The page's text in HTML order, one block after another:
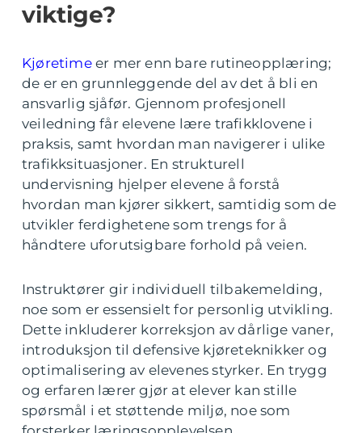
viktige?
Kjøretimeer mer enn bare rutineopplæring;
de er en grunnleggende del av det å bli en
ansvarlig sjåfør. Gjennom profesjonell
veiledning får elevene lære trafikklovene i
praksis, samt hvordan man navigerer i ulike
trafikksituasjoner. En strukturell
undervisning hjelper elevene å forstå
hvordan man kjører sikkert, samtidig som de
utvikler ferdighetene som trengs for å
håndtere uforutsigbare forhold på veien.
Instruktører gir individuell tilbakemelding,
noe som er essensielt for personlig utvikling.
Dette inkluderer korreksjon av dårlige vaner,
introduksjon til defensive kjøreteknikker og
optimalisering av elevenes styrker. En trygg
og erfaren lærer gjør at elever kan stille
spørsmål i et støttende miljø, noe som